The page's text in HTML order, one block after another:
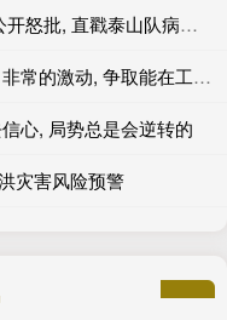
钱掌柜 韩鹏下课就能解决问题? 鲁媒公开怒批, 直戳泰山队病根, 这可咋整
金牛所 国安小将蒋子承谈一线队首秀: 非常的激动, 争取能在工体出场
心, 局势总是会逆转的
灾害风险预警